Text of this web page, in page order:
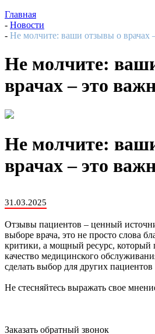
Главная
- Новости
- Не молчите: ваши отзывы о врачах
Не молчите:
врачах – это
Не молчите:
врачах – это
31.03.2025
Отзывы пациентов – ценный
выборе врача, это не просто слова
критики, а мощный ресурс, который
качество медицинского
сделать выбор для других
Не стесняйтесь выражать свое
Заказать обратный звонок